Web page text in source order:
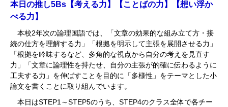
本日の推し5Bs 【考える力】【ことばの力】【想い浮か
べる力】
本校2年次の論理国語では、「文章の効果的な組み立て方・接
続の仕方を理解する力」「根拠を明示して主張を展開させる力」
「根拠を吟味するなど、多角的な視点から自分の考えを見直す
力」「文章に論理性を持たせ、自分の主張が的確に伝わるように
工夫する力」を伸ばすことを目的に「多様性」をテーマとした小
論文を書くことに取り組んでいます。
本日はSTEP1～STEP5のうち、STEP4のクラス全体で各チー